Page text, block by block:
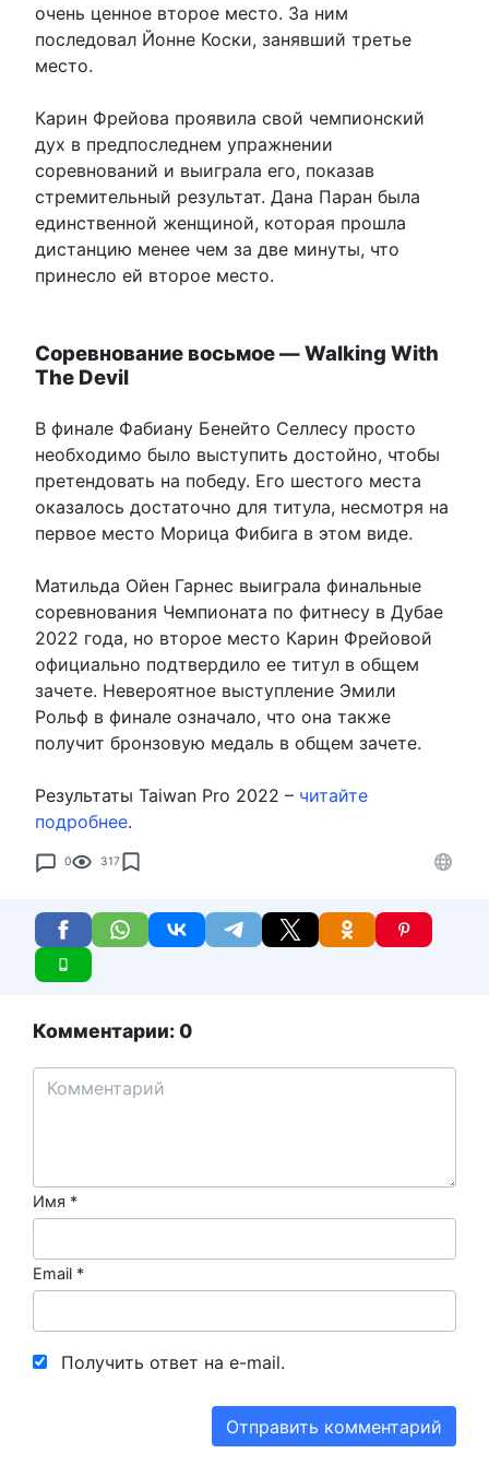
очень ценное второе место. За ним
последовал Йонне Коски, занявший третье
место.
Карин Фрейова проявила свой чемпионский
дух в предпоследнем упражнении
соревнований и выиграла его, показав
стремительный результат. Дана Паран была
единственной женщиной, которая прошла
дистанцию менее чем за две минуты, что
принесло ей второе место.
Соревнование восьмое — Walking With
The Devil
В финале Фабиану Бенейто Селлесу просто
необходимо было выступить достойно, чтобы
претендовать на победу. Его шестого места
оказалось достаточно для титула, несмотря на
первое место Морица Фибига в этом виде.
Матильда Ойен Гарнес выиграла финальные
соревнования Чемпионата по фитнесу в Дубае
2022 года, но второе место Карин Фрейовой
официально подтвердило ее титул в общем
зачете. Невероятное выступление Эмили
Рольф в финале означало, что она также
получит бронзовую медаль в общем зачете.
Результаты Taiwan Pro 2022 – читайте
подробнее.
0 317
Комментарии: 0
Имя *
Email *
Получить ответ на e-mail.